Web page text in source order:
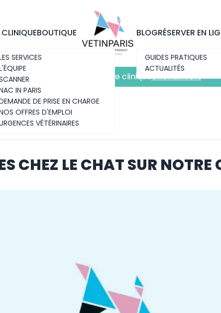
SERVICES
IN PARIS
DE PRISE EN CHARGE
OFFRES D'EMPLOI
VÉTÉRINAIRES
BOUTIQUE BLOG
GUIDES PRATIQUES
ACTUALITÉS
RÉSERVER EN
Découvrez notre nouvelle cliniqueChemin Vert
Découvrez notre nouvelle clinique
CHEZ LE CHAT SUR